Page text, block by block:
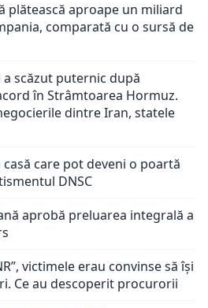
plătească aproape un miliard
comparată cu o sursă de
scăzut puternic după
în Strâmtoarea Hormuz.
dintre Iran, statele
care pot deveni o poartă
DNSC
aprobă preluarea integrală a
victimele erau convinse să își
Ce au descoperit procurorii